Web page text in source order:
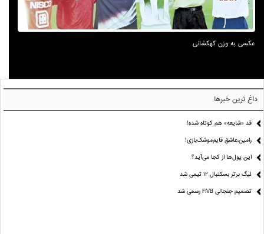
عکسی به وزن کهکشانی
داغ ترین خبرها
قد «شایعه» هم کوتاه شده!
رامین،عاشق قایم‌موشک‌بازی!
این پول‌ها از کجا می‌آید؟
لیگ برتر بسکتبال ۱۲ تیمی شد
تصمیم جنجالی FIVB رسمی شد